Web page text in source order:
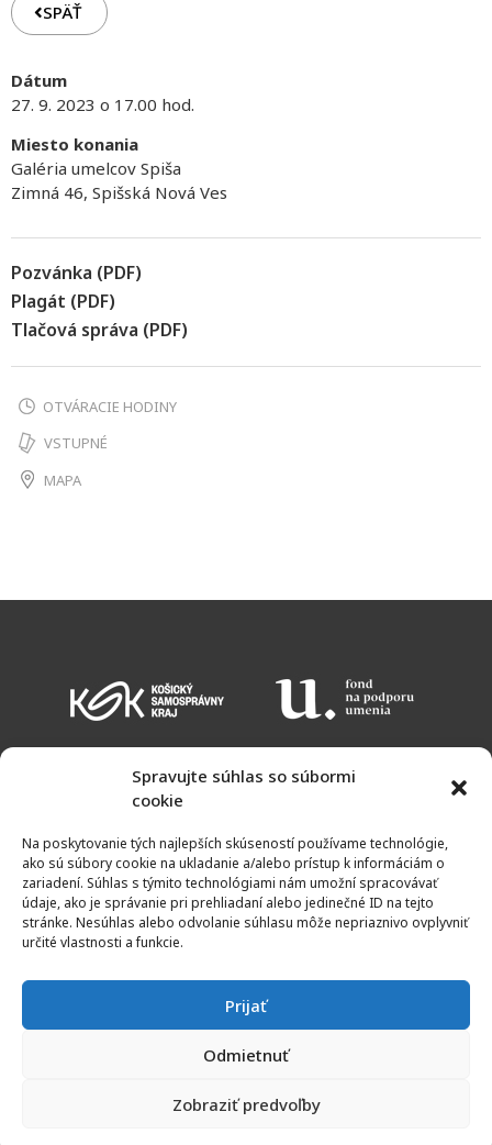
Spravujte súhlas so súbormi
cookie
Na poskytovanie tých najlepších skúseností používame technológie,
ako sú súbory cookie na ukladanie a/alebo prístup k informáciám o
zariadení. Súhlas s týmito technológiami nám umožní spracovávať
údaje, ako je správanie pri prehliadaní alebo jedinečné ID na tejto
stránke. Nesúhlas alebo odvolanie súhlasu môže nepriaznivo ovplyvniť
určité vlastnosti a funkcie.
Prijať
Odmietnuť
Zobraziť predvoľby
SPÄŤ
Dátum
27. 9. 2023 o 17.00 hod.
Miesto konania
Galéria umelcov Spiša
Zimná 46, Spišská Nová Ves
Pozvánka (PDF)
Plagát (PDF)
Tlačová správa (PDF)
OTVÁRACIE HODINY
VSTUPNÉ
MAPA
KALENDÁR PODUJATÍ
NEWSLETTER